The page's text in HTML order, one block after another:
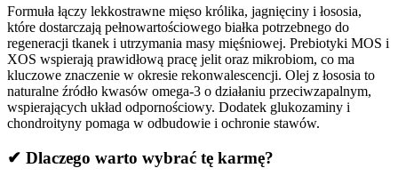
Formuła łączy lekkostrawne mięso królika, jagnięciny i łososia,
które dostarczają pełnowartościowego białka potrzebnego do
regeneracji tkanek i utrzymania masy mięśniowej. Prebiotyki MOS i
XOS wspierają prawidłową pracę jelit oraz mikrobiom, co ma
kluczowe znaczenie w okresie rekonwalescencji. Olej z łososia to
naturalne źródło kwasów omega-3 o działaniu przeciwzapalnym,
wspierających układ odpornościowy. Dodatek glukozaminy i
chondroityny pomaga w odbudowie i ochronie stawów.
✔ Dlaczego warto wybrać tę karmę?